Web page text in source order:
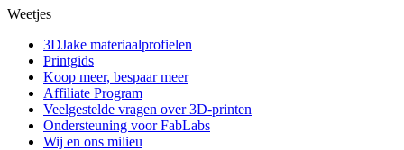
Weetjes
3DJake materiaalprofielen
Printgids
Koop meer, bespaar meer
Affiliate Program
Veelgestelde vragen over 3D-printen
Ondersteuning voor FabLabs
Wij en ons milieu